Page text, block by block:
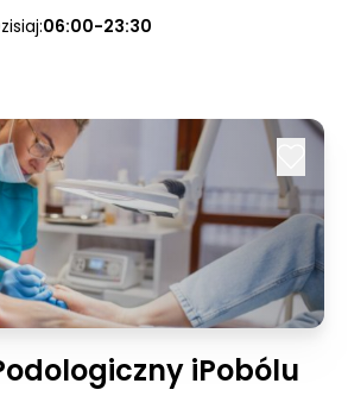
06:00-23:30
iPobólu